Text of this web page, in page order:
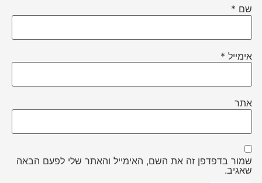
שם *
אימייל *
אתר
שמור בדפדפן זה את השם, האימייל והאתר שלי לפעם הבאה
שאגיב.